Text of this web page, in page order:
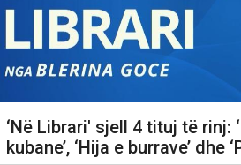
‘Në Librari' sjell 4 tituj të rinj:
kubane’, ‘Hija e burrave’ dhe